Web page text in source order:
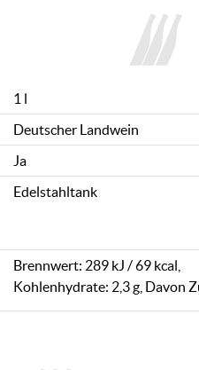
1 l
Deutscher Landwein
Ja
Edelstahltank
Brennwert: 289 kJ / 69 kcal,
Kohlenhydrate: 2,3 g, Davon